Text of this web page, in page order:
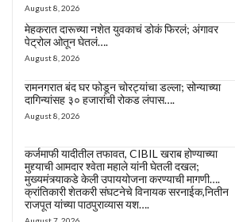
August 8, 2026
मेहकरात दारूच्या नशेत युवकाचं डोकं फिरलं; अंगावर
पेट्रोल ओतून घेतलं….
August 8, 2026
रामनगरात बंद घर फोडून चोरट्यांचा डल्ला; सोन्याच्या
दागिन्यांसह ३० हजारांची रोकड लंपास….
August 8, 2026
कर्जमाफी यादीतील तफावत, CIBIL खराब होण्याच्या
मुद्द्याची आमदार श्वेता महाले यांनी घेतली दखल;
मुख्यमंत्र्याकडे केली उपाययोजना करण्याची मागणी….
क्रांतिकारी शेतकरी संघटनेचे विनायक सरनाईक,नितीन
राजपूत यांच्या पाठपुराव्यास यश….